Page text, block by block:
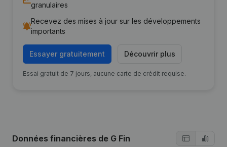
granulaires
Recevez des mises à jour sur les développements
importants
Essayer gratuitement Découvrir plus
Essai gratuit de 7 jours, aucune carte de crédit requise.
Données financières de G Fin